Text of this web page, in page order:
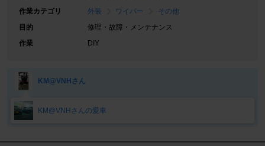
作業カテゴリ
外装 ワイパー
その他
目的
修理・故障・メンテナンス
作業
DIY
KM@VNHさん
KM@VNHさんの愛車